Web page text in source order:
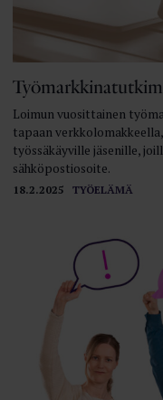
18.2.2025 TYÖELÄMÄ
Loimun vuosittainen
tapaan
työssäkäyville jäsenille,
sähköpostiosoite.